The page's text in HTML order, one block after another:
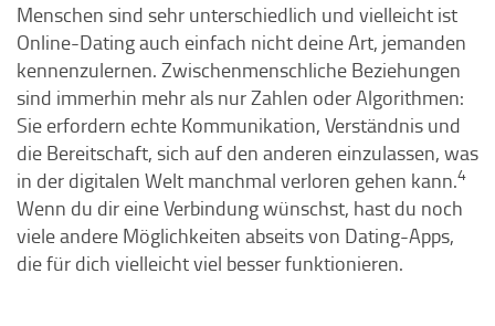
Menschen sind sehr unterschiedlich und vielleicht ist
Online-Dating auch einfach nicht deine Art, jemanden
kennenzulernen. Zwischenmenschliche Beziehungen
sind immerhin mehr als nur Zahlen oder Algorithmen:
Sie erfordern echte Kommunikation, Verständnis und
die Bereitschaft, sich auf den anderen einzulassen, was
in der digitalen Welt manchmal verloren gehen kann.4
Wenn du dir eine Verbindung wünschst, hast du noch
viele andere Möglichkeiten abseits von Dating-Apps,
die für dich vielleicht viel besser funktionieren.